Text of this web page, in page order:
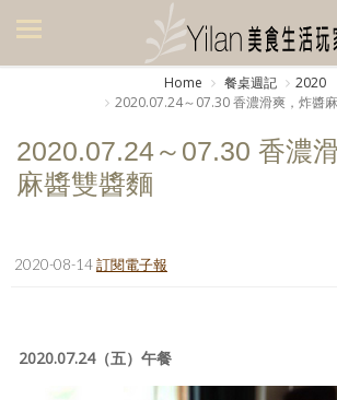
美食集
廚房集
旅遊集
Home 餐桌週記
2020
2020.07.24～07.30 香濃滑爽，炸醬
2020.07.24～07.30 香濃
麻醬雙醬麵
2020-08-14訂閱電子報
2020.07.24（五）午餐